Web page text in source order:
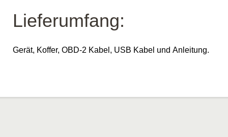
Lieferumfang:
Gerät, Koffer, OBD-2 Kabel, USB Kabel und Anleitung.